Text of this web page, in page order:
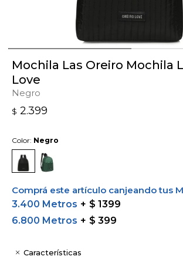
Mochila Las Oreiro Mochila
Love
Negro
$ 2.399
Color: Negro
Comprá este artículo canjeando tus
3.400 Metros
$ 1399
6.800 Metros $ 399
Características